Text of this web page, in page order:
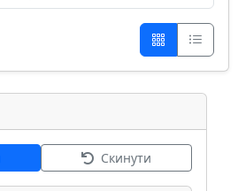
Скинути